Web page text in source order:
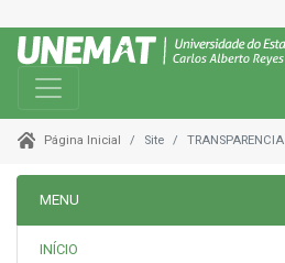
Toggle navigation
Página Inicial Site TRANSPARENCIA
MENU
INÍCIO